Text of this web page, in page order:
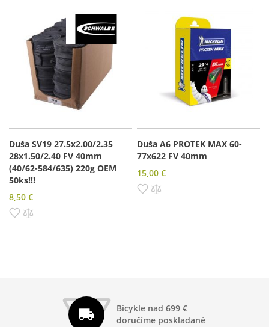
Duša SV19 27.5x2.00/2.35
28x1.50/2.40 FV 40mm
(40/62-584/635) 220g OEM
50ks!!!
8,50 €
Pridať do zoznamu prianí
Duša A6 PROTEK MAX 60-
77x622 FV 40mm
15,00 €
Pridať do zoznamu prianí
Bicykle nad 699 €
doručíme poskladané